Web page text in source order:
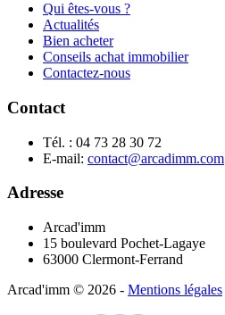
Qui êtes-vous ?
Actualités
Bien acheter
Conseils achat immobilier
Contactez-nous
Contact
Tél. : 04 73 28 30 72
E-mail: contact@arcadimm.com
Adresse
Arcad'imm
15 boulevard Pochet-Lagaye
63000 Clermont-Ferrand
Arcad'imm © 2026 - Mentions légales